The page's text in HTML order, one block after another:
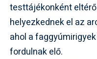
testtájékonként
helyezkednek el az
ahol a
fordulnak elő.